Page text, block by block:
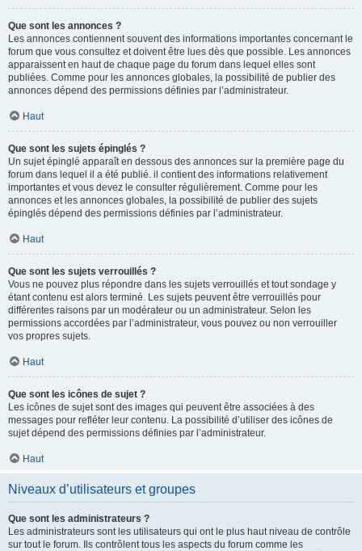
Que sont les annonces ?
Les annonces contiennent souvent des informations importantes concernant le
forum que vous consultez et doivent être lues dès que possible. Les annonces
apparaissent en haut de chaque page du forum dans lequel elles sont
publiées. Comme pour les annonces globales, la possibilité de publier des
annonces dépend des permissions définies par l’administrateur.
Haut
Que sont les sujets épinglés ?
Un sujet épinglé apparaît en dessous des annonces sur la première page du
forum dans lequel il a été publié. il contient des informations relativement
importantes et vous devez le consulter régulièrement. Comme pour les
annonces et les annonces globales, la possibilité de publier des sujets
épinglés dépend des permissions définies par l’administrateur.
Haut
Que sont les sujets verrouillés ?
Vous ne pouvez plus répondre dans les sujets verrouillés et tout sondage y
étant contenu est alors terminé. Les sujets peuvent être verrouillés pour
différentes raisons par un modérateur ou un administrateur. Selon les
permissions accordées par l’administrateur, vous pouvez ou non verrouiller
vos propres sujets.
Haut
Que sont les icônes de sujet ?
Les icônes de sujet sont des images qui peuvent être associées à des
messages pour refléter leur contenu. La possibilité d’utiliser des icônes de
sujet dépend des permissions définies par l’administrateur.
Haut
Niveaux d’utilisateurs et groupes
Que sont les administrateurs ?
Les administrateurs sont les utilisateurs qui ont le plus haut niveau de contrôle
sur tout le forum. Ils contrôlent tous les aspects du forum comme les